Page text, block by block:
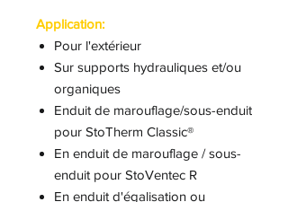
Application:
Pour l'extérieur
Sur supports hydrauliques et/ou
organiques
Enduit de marouflage/sous-enduit
pour StoTherm Classic®
En enduit de marouflage / sous-
enduit pour StoVentec R
En enduit d'égalisation ou